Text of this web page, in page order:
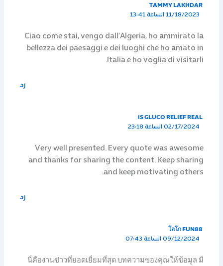
TAMMY LAKHDAR
11/18/2023 الساعة 13:41
Ciao come stai, vengo dall’Algeria, ho ammirato la
bellezza dei paesaggi e dei luoghi che ho amato in
Italia e ho voglia di visitarli.
رد
IS GLUCO RELIEF REAL
02/17/2024 الساعة 23:18
Very well presented. Every quote was awesome
and thanks for sharing the content. Keep sharing
and keep motivating others.
رد
โลโก FUN88
09/12/2024 الساعة 07:43
นี่คืองานข่าวที่ยอดเยี่ยมที่สุด บทความของคุณให้ข้อมูล มี